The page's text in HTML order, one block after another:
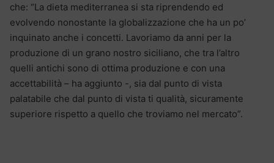
che: “La dieta mediterranea si sta riprendendo ed
evolvendo nonostante la globalizzazione che ha un po’
inquinato anche i concetti. Lavoriamo da anni per la
produzione di un grano nostro siciliano, che tra l’altro
quelli antichi sono di ottima produzione e con una
accettabilità – ha aggiunto -, sia dal punto di vista
palatabile che dal punto di vista ti qualità, sicuramente
superiore rispetto a quello che troviamo nel mercato”.